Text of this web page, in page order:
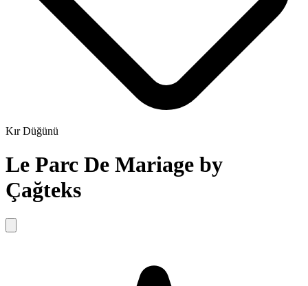
Kır Düğünü
Le Parc De Mariage by
Çağteks